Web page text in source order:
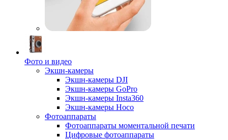
Фото и видео
Экшн-камеры
Экшн-камеры DJI
Экшн-камеры GoPro
Экшн-камеры Insta360
Экшн-камеры Hoco
Фотоаппараты
Фотоаппараты моментальной печати
Цифровые фотоаппараты